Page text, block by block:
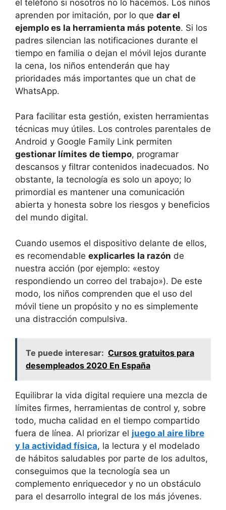
el teléfono si nosotros no lo hacemos. Los niños
aprenden por imitación, por lo que dar el
ejemplo es la herramienta más potente. Si los
padres silencian las notificaciones durante el
tiempo en familia o dejan el móvil lejos durante
la cena, los niños entenderán que hay
prioridades más importantes que un chat de
WhatsApp.
Para facilitar esta gestión, existen herramientas
técnicas muy útiles. Los controles parentales de
Android y Google Family Link permiten
gestionar límites de tiempo, programar
descansos y filtrar contenidos inadecuados. No
obstante, la tecnología es solo un apoyo; lo
primordial es mantener una comunicación
abierta y honesta sobre los riesgos y beneficios
del mundo digital.
Cuando usemos el dispositivo delante de ellos,
es recomendable explicarles la razón de
nuestra acción (por ejemplo: «estoy
respondiendo un correo del trabajo»). De este
modo, los niños comprenden que el uso del
móvil tiene un propósito y no es simplemente
una distracción compulsiva.
Te puede interesar: Cursos gratuitos para
desempleados 2020 En España
Equilibrar la vida digital requiere una mezcla de
límites firmes, herramientas de control y, sobre
todo, mucha calidad en el tiempo compartido
fuera de línea. Al priorizar el juego al aire libre
y la actividad física, la lectura y el modelado
de hábitos saludables por parte de los adultos,
conseguimos que la tecnología sea un
complemento enriquecedor y no un obstáculo
para el desarrollo integral de los más jóvenes.